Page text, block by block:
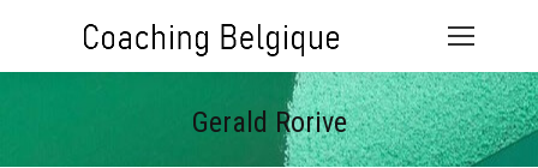
Gerald Rorive
Vous êtes ici :